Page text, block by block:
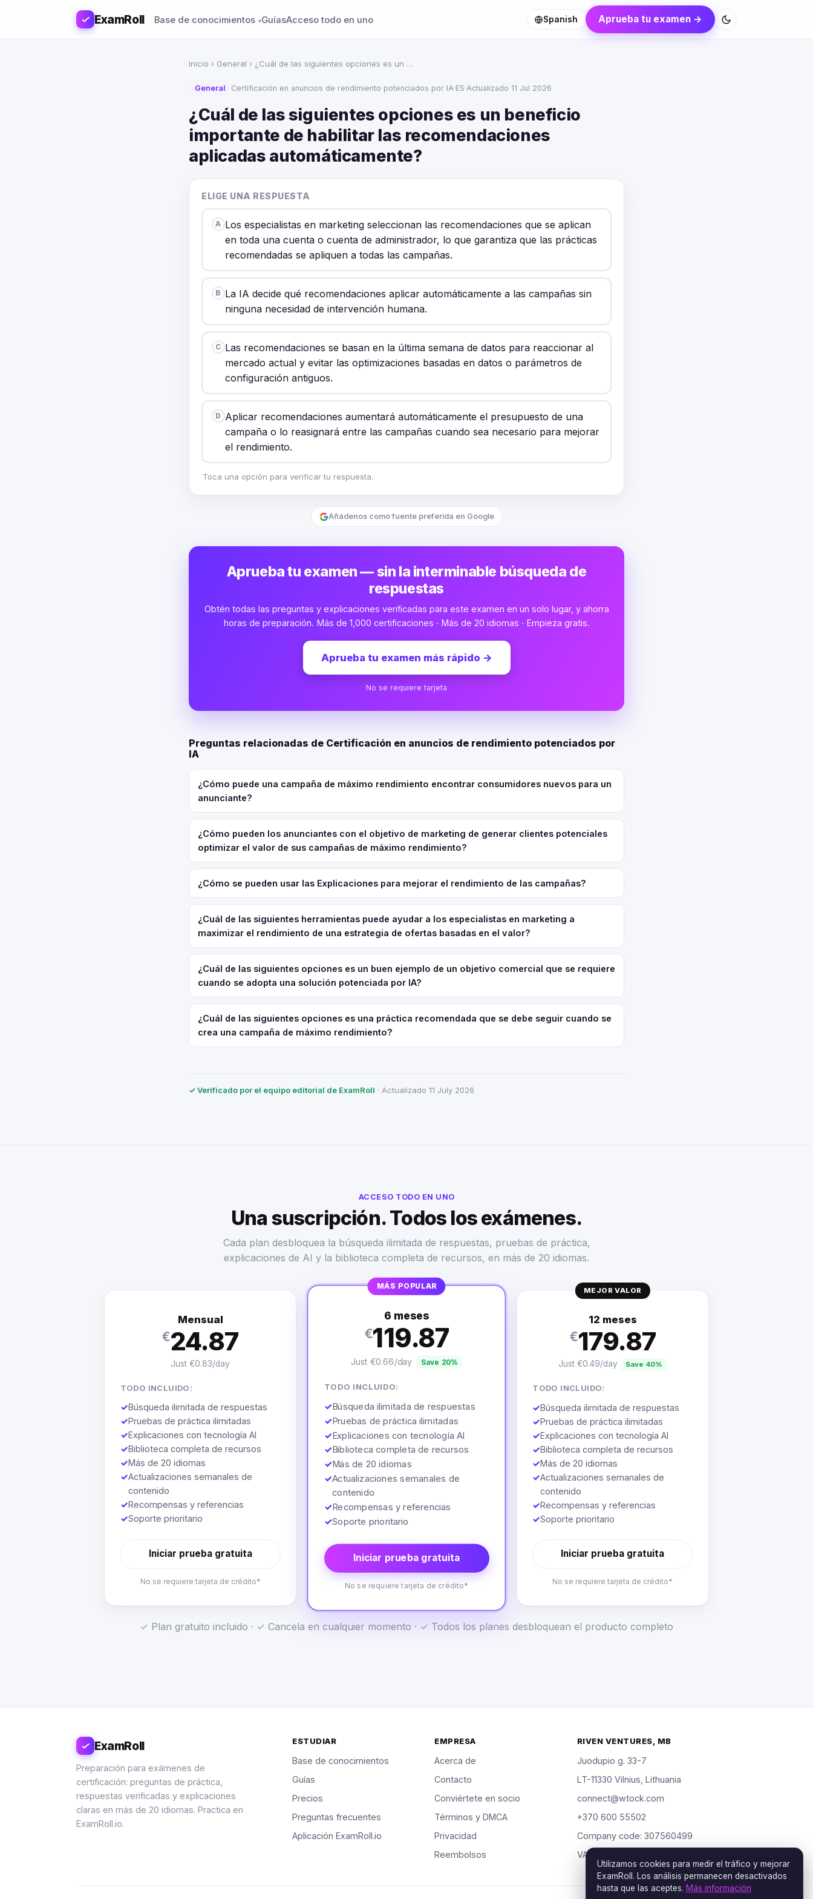
ExamRoll Base de conocimientos GuíasAcceso todo en uno Spanish Aprueba tu examen →
Inicio › General › ¿Cuál de las siguientes opciones es un …
General Certificación en anuncios de rendimiento potenciados por IA·ES·Actualizado 11 Jul 2026
¿Cuál de las siguientes opciones es un beneficio
importante de habilitar las recomendaciones
aplicadas automáticamente?
ELIGE UNA RESPUESTA
A Los especialistas en marketing seleccionan las recomendaciones que se aplican
en toda una cuenta o cuenta de administrador, lo que garantiza que las prácticas
recomendadas se apliquen a todas las campañas.
B La IA decide qué recomendaciones aplicar automáticamente a las campañas sin
ninguna necesidad de intervención humana.
C Las recomendaciones se basan en la última semana de datos para reaccionar al
mercado actual y evitar las optimizaciones basadas en datos o parámetros de
configuración antiguos.
D Aplicar recomendaciones aumentará automáticamente el presupuesto de una
campaña o lo reasignará entre las campañas cuando sea necesario para mejorar
el rendimiento.
Toca una opción para verificar tu respuesta.
Añádenos como fuente preferida en Google
Aprueba tu examen — sin la interminable búsqueda de
respuestas
Obtén todas las preguntas y explicaciones verificadas para este examen en un solo lugar, y ahorra
horas de preparación. Más de 1,000 certificaciones · Más de 20 idiomas · Empieza gratis.
Aprueba tu examen más rápido →
No se requiere tarjeta
Preguntas relacionadas de Certificación en anuncios de rendimiento potenciados por
IA
¿Cómo puede una campaña de máximo rendimiento encontrar consumidores nuevos para un
anunciante?
¿Cómo pueden los anunciantes con el objetivo de marketing de generar clientes potenciales
optimizar el valor de sus campañas de máximo rendimiento?
¿Cómo se pueden usar las Explicaciones para mejorar el rendimiento de las campañas?
¿Cuál de las siguientes herramientas puede ayudar a los especialistas en marketing a
maximizar el rendimiento de una estrategia de ofertas basadas en el valor?
¿Cuál de las siguientes opciones es un buen ejemplo de un objetivo comercial que se requiere
cuando se adopta una solución potenciada por IA?
¿Cuál de las siguientes opciones es una práctica recomendada que se debe seguir cuando se
crea una campaña de máximo rendimiento?
✓ Verificado por el equipo editorial de ExamRoll · Actualizado 11 July 2026
ACCESO TODO EN UNO
Una suscripción. Todos los exámenes.
Cada plan desbloquea la búsqueda ilimitada de respuestas, pruebas de práctica,
explicaciones de AI y la biblioteca completa de recursos, en más de 20 idiomas.
Mensual
€24.87
Just €0.83/day
TODO INCLUIDO:
✓Búsqueda ilimitada de respuestas
✓Pruebas de práctica ilimitadas
✓Explicaciones con tecnología AI
✓Biblioteca completa de recursos
✓Más de 20 idiomas
✓Actualizaciones semanales de
contenido
✓Recompensas y referencias
✓Soporte prioritario
Iniciar prueba gratuita
No se requiere tarjeta de crédito*
MÁS POPULAR
6 meses
€119.87
Just €0.66/day Save 20%
TODO INCLUIDO:
✓Búsqueda ilimitada de respuestas
✓Pruebas de práctica ilimitadas
✓Explicaciones con tecnología AI
✓Biblioteca completa de recursos
✓Más de 20 idiomas
✓Actualizaciones semanales de
contenido
✓Recompensas y referencias
✓Soporte prioritario
Iniciar prueba gratuita
No se requiere tarjeta de crédito*
MEJOR VALOR
12 meses
€179.87
Just €0.49/day Save 40%
TODO INCLUIDO:
✓Búsqueda ilimitada de respuestas
✓Pruebas de práctica ilimitadas
✓Explicaciones con tecnología AI
✓Biblioteca completa de recursos
✓Más de 20 idiomas
✓Actualizaciones semanales de
contenido
✓Recompensas y referencias
✓Soporte prioritario
Iniciar prueba gratuita
No se requiere tarjeta de crédito*
✓ Plan gratuito incluido · ✓ Cancela en cualquier momento · ✓ Todos los planes desbloquean el producto completo
ExamRoll
Preparación para exámenes de
certificación: preguntas de práctica,
respuestas verificadas y explicaciones
claras en más de 20 idiomas. Practica en
ExamRoll.io.
ESTUDIAR
Base de conocimientos
Guías
Precios
Preguntas frecuentes
Aplicación ExamRoll.io
EMPRESA
Acerca de
Contacto
Conviértete en socio
Términos y DMCA
Privacidad
Reembolsos
RIVEN VENTURES, MB
Juodupio g. 33-7
LT-11330 Vilnius, Lithuania
connect@wtock.com
+370 600 55502
Company code: 307560499
VAT: LT100019904318
Utilizamos cookies para medir el tráfico y mejorar
ExamRoll. Los análisis permanecen desactivados
hasta que las aceptes. Más información